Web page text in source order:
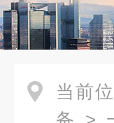
当前位